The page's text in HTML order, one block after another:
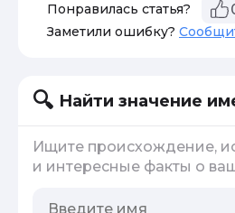
Понравилась статья?
Заметили ошибку?
Найти значение
Ищите происхождение,
и интересные факты о